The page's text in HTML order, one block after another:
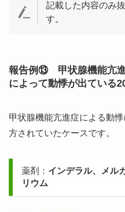
記載した内容のみ
す。
報告例⑬ 甲状腺機能亢進
によって動悸が出ている
甲状腺機能亢進症による動悸
方されていたケースです。
薬剤： インデラル、メル
リウム